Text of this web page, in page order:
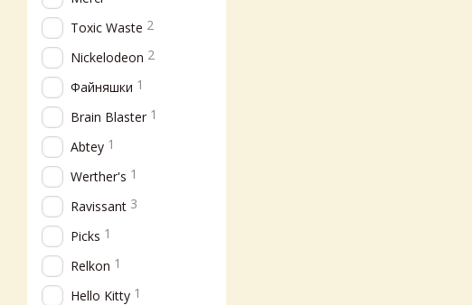
Toxic Waste 2
Nickelodeon 2
Файняшки 1
Brain Blaster 1
Abtey 1
Werther's 1
Ravissant 3
Picks 1
Relkon 1
Hello Kitty 1